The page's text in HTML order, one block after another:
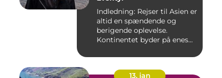
Indledning: Rejser til Asien er
altid en spændende og
berigende oplevelse.
Kontinentet byder på enes...
13. jan